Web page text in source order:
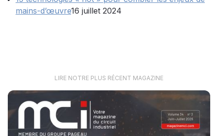
mains-d’œuvre16 juillet 2024
LIRE NOTRE PLUS RÉCENT MAGAZINE